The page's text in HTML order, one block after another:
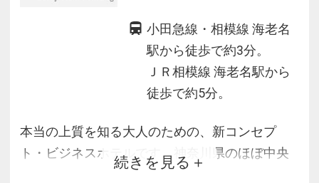
小田急線・相模線 海老名
駅から徒歩で約3分。
ＪＲ相模線 海老名駅から
徒歩で約5分。
本当の上質を知る大人のための、新コンセプ
ト・ビジネスホテルです。神奈川県のほぼ中央
に位置し、鉄道９駅を擁する交通の要所・海老
続きを見る